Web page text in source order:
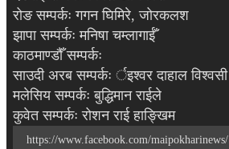
रोङ सम्पर्कः गगन घिमिरे, जोरकलश
झापा सम्पर्कः मनिषा चम्लागाईँ
काठमाण्डौँ सम्पर्कः
साउदी अरब सम्पर्कः र्इश्वर दाहाल विश्वसी
मलेसिय सम्पर्कः बुद्धिमान राईले
कुवेत सम्पर्कः रोशन राई हाङ्खिम
https://www.facebook.com/maipokharinews/